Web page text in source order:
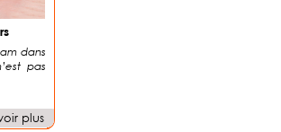
dans
pas
plus